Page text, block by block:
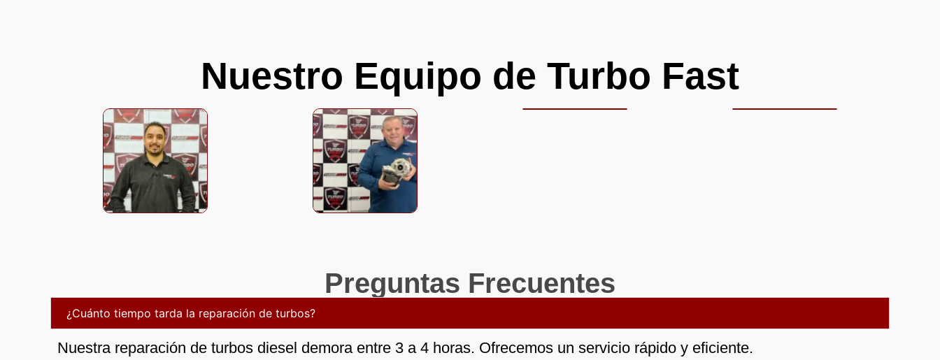
Nuestro Equipo de Turbo Fast
Preguntas Frecuentes
¿Cuánto tiempo tarda la reparación de turbos?
Nuestra reparación de turbos diesel demora entre 3 a 4 horas. Ofrecemos un servicio rápido y eficiente.